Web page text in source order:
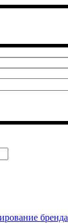
бренда